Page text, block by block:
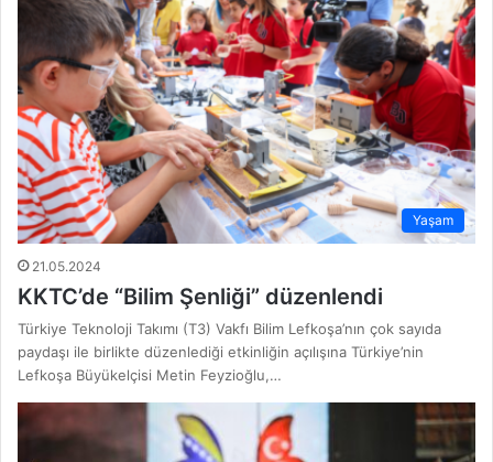
Yaşam
21.05.2024
KKTC’de “Bilim Şenliği” düzenlendi
Türkiye Teknoloji Takımı (T3) Vakfı Bilim Lefkoşa’nın çok sayıda
paydaşı ile birlikte düzenlediği etkinliğin açılışına Türkiye’nin
Lefkoşa Büyükelçisi Metin Feyzioğlu,…